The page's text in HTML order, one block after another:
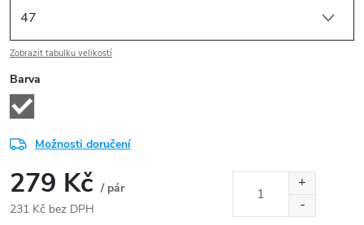
Zobrazit tabulku velikostí
Barva
Možnosti doručení
279 Kč / pár
231 Kč bez DPH